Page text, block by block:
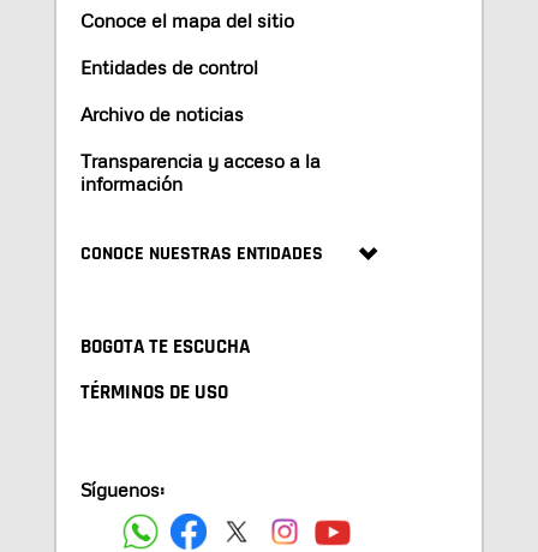
Conoce el mapa del sitio
Entidades de control
Archivo de noticias
Transparencia y acceso a la
información
CONOCE NUESTRAS ENTIDADES
BOGOTA TE ESCUCHA
TÉRMINOS DE USO
Síguenos: